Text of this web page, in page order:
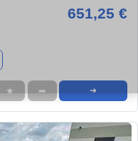
651,25 €
★ ➦ ➜